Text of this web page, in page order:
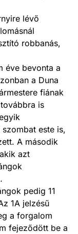
lévő
robbanás,
éve bevonta a
a Duna
fiának
is
este is,
A második
azt
pedig 11
1A jelzésű
a forgalom
fejeződött be a